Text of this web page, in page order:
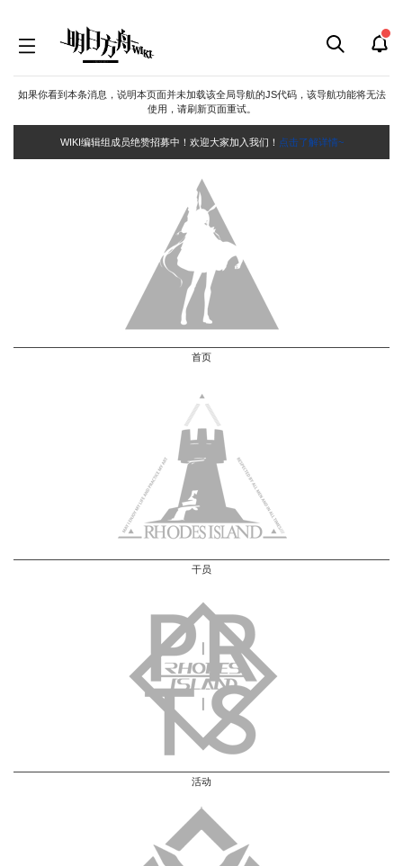
如果你看到本条消息，说明本页面并未加载该全局导航的JS代码，该导航功能将无法
使用，请刷新页面重试。
WIKI编辑组成员绝赞招募中！欢迎大家加入我们！ 点击了解详情~
首页
干员
活动